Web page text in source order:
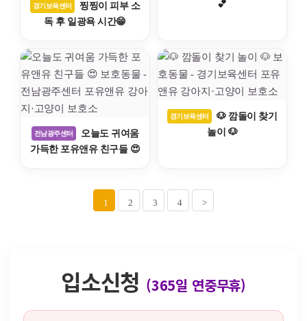
경기보육센터
찡찡이 피부 소
독 후 일광욕 시간😁
💕
전남광주센터
오늘도 귀여움
가득한 포유앤유 친구들 😍
경기보육센터
🐶 깜돌이 찾기
놀이 🐶
1 2 3 4 >
입소신청 (365일 연중무휴)